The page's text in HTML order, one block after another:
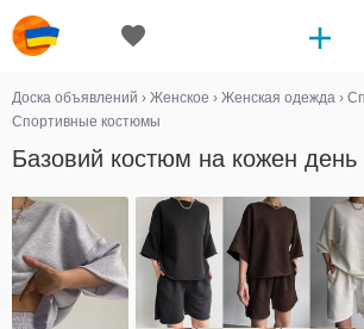
Доска объявлений › Женское › Женская одежда ›
Спортивные костюмы
Базовий костюм на кожен день